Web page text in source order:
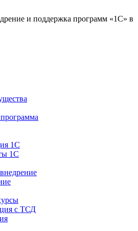
и поддержка программ «1С» в
1С
1С
с ТСД